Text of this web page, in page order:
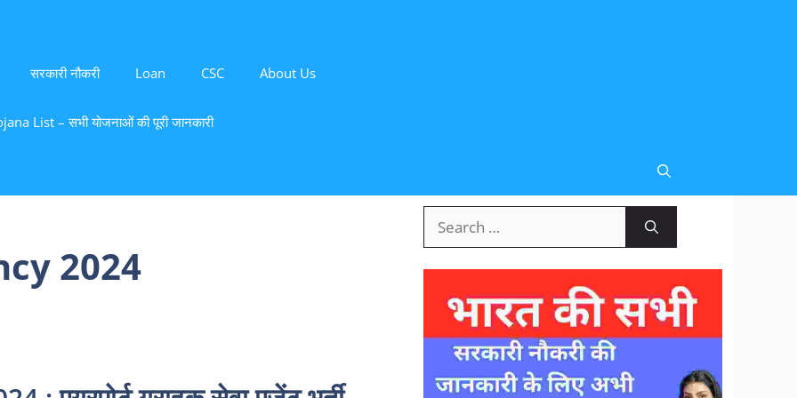
सरकारी नौकरी Loan CSC About Us
List – सभी योजनाओं की पूरी जानकारी
2024
for: